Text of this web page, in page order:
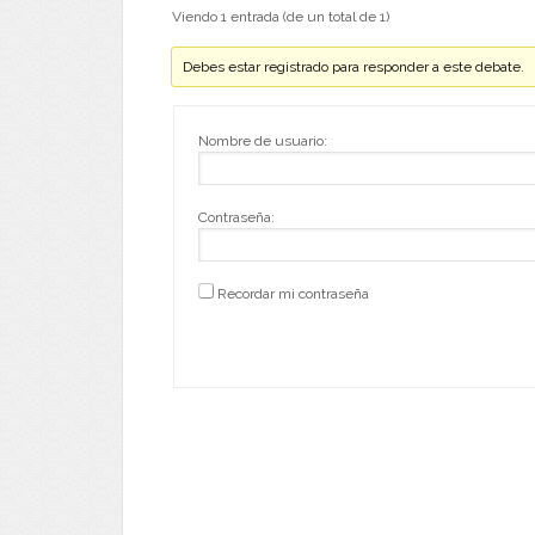
Viendo 1 entrada (de un total de 1)
Debes estar registrado para responder a este debate.
Nombre de usuario:
Contraseña:
Recordar mi contraseña